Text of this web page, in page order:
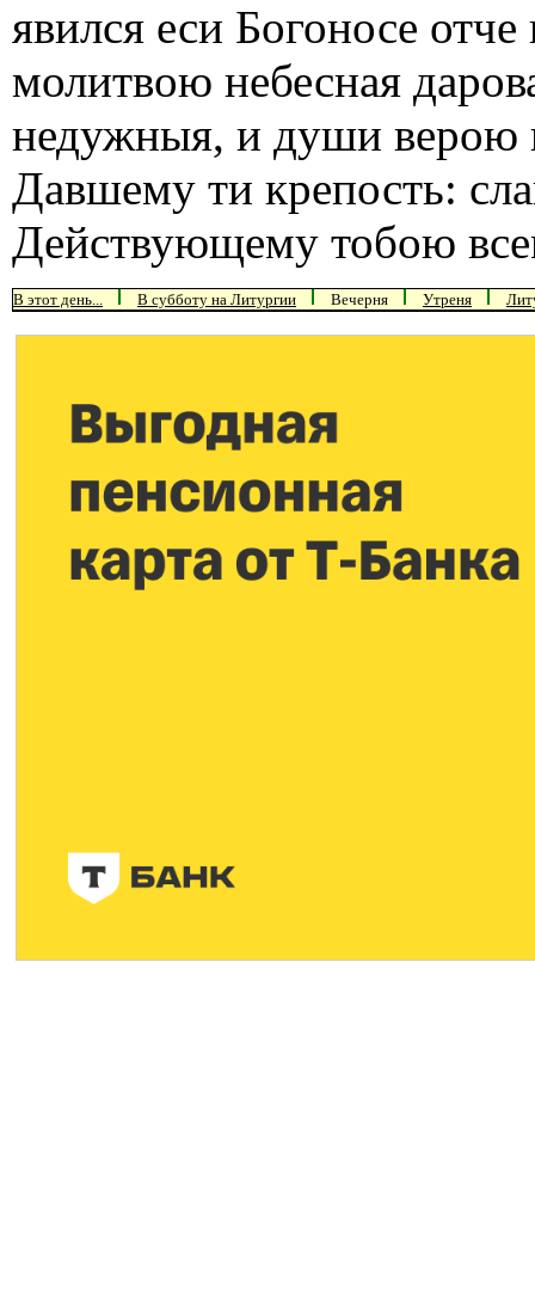
явился еси Богоносе
молитвою небесная
недужныя, и души верою
Давшему ти крепость:
Действующему тобою
В этот день... В субботу на Литургии Вечерня Утреня